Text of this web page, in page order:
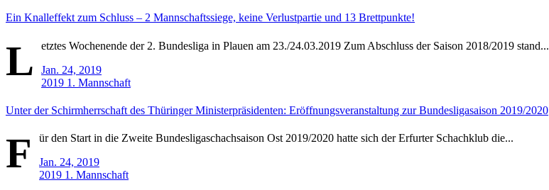
Ein Knalleffekt zum Schluss – 2 Mannschaftssiege, keine Verlustpartie und 13 Brettpunkte!
L
etztes Wochenende der 2. Bundesliga in Plauen am 23./24.03.2019 Zum Abschluss der Saison 2018/2019 stand...
Jan. 24, 2019
2019 1. Mannschaft
Unter der Schirmherrschaft des Thüringer Ministerpräsidenten: Eröffnungsveranstaltung zur Bundesligasaison 2019/2020
F
ür den Start in die Zweite Bundesligaschachsaison Ost 2019/2020 hatte sich der Erfurter Schachklub die...
Jan. 24, 2019
2019 1. Mannschaft